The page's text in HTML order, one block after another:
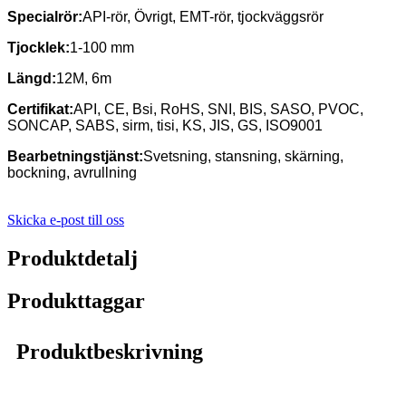
Specialrör:API-rör, Övrigt, EMT-rör, tjockväggsrör
Tjocklek:1-100 mm
Längd:12M, 6m
Certifikat:API, CE, Bsi, RoHS, SNI, BIS, SASO, PVOC,
SONCAP, SABS, sirm, tisi, KS, JIS, GS, ISO9001
Bearbetningstjänst:Svetsning, stansning, skärning,
bockning, avrullning
Skicka e-post till oss
Produktdetalj
Produkttaggar
Produktbeskrivning